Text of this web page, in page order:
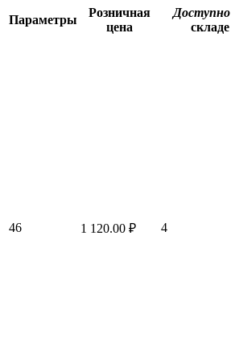
Параметры
Розничная
цена
Доступно
складе
46 1 120.00 ₽ 4